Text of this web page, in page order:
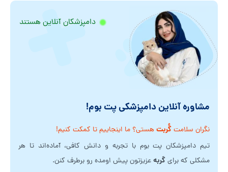
دامپزشکان آنلاین هستند
مشاوره آنلاین دامپزشکی پت بوم!
نگران سلامتگُربتهستی؟ ما اینجاییم تا کمکت کنیم!
تیم دامپزشکان پت بوم با تجربه و دانش کافی، آماده‌اند تا هر
مشکلی که برایگربهعزیزتون پیش اومده رو برطرف کنن.